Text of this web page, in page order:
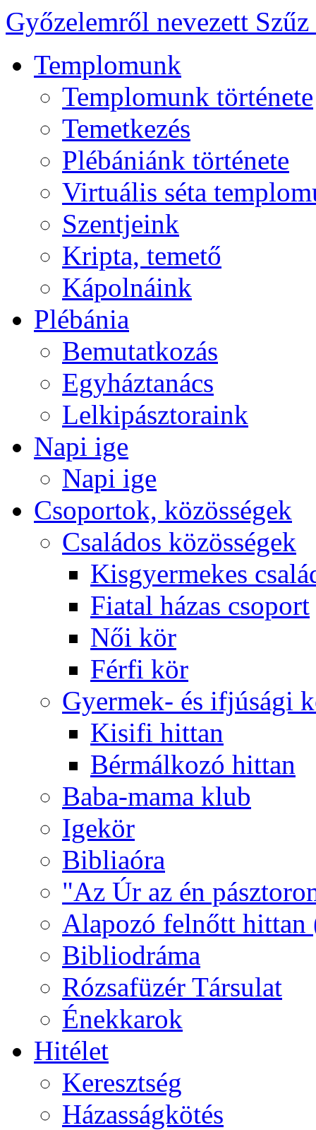
Győzelemről nevezett
Templomunk
Templomunk története
Temetkezés
Plébániánk története
Virtuális séta
Szentjeink
Kripta, temető
Kápolnáink
Plébánia
Bemutatkozás
Egyháztanács
Lelkipásztoraink
Napi ige
Napi ige
Csoportok, közösségek
Családos közösségek
Kisgyermekes
Fiatal házas csoport
Női kör
Férfi kör
Gyermek- és ifjúsági
Kisifi hittan
Bérmálkozó hittan
Baba-mama klub
Igekör
Bibliaóra
"Az Úr az én
Alapozó felnőtt hittan
Bibliodráma
Rózsafüzér Társulat
Énekkarok
Hitélet
Keresztség
Házasságkötés